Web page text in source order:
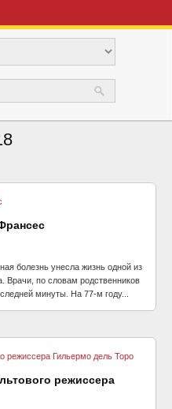
болезнь унесла жизнь одной из
Врачи, по словам родственников
минуты. На 77-м году...
режиссера